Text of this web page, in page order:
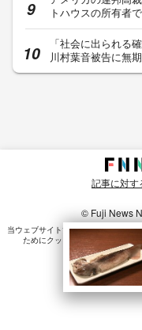
トハウスの所有者
「社会に出られる
川村葉音被告に無
記事に対す
© Fuji News
当ウェブサイトでは、ユーザのニー
ためにクッキーを使⽤していま